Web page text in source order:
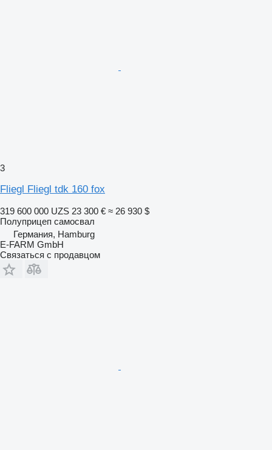
3
Fliegl Fliegl tdk 160 fox
319 600 000 UZS 23 300 € ≈ 26 930 $
Полуприцеп самосвал
Германия, Hamburg
E-FARM GmbH
Связаться с продавцом